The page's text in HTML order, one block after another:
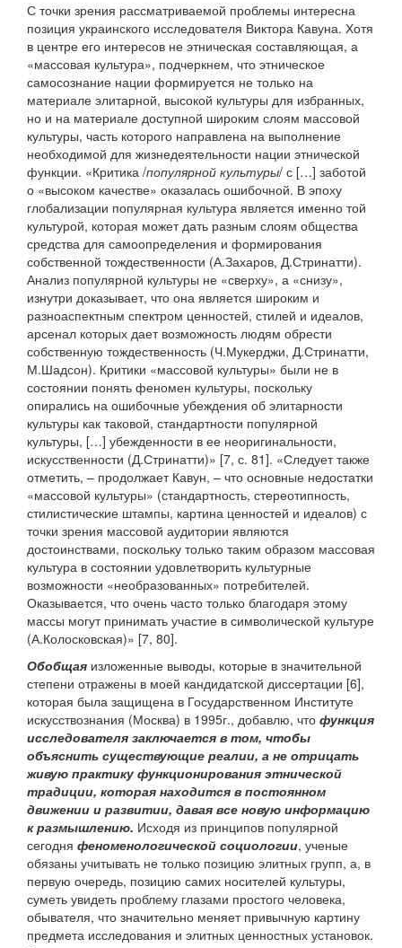
С точки зрения рассматриваемой проблемы интересна
позиция украинского исследователя Виктора Кавуна. Хотя
в центре его интересов не этническая составляющая, а
«массовая культура», подчеркнем, что этническое
самосознание нации формируется не только на
материале элитарной, высокой культуры для избранных,
но и на материале доступной широким слоям массовой
культуры, часть которого направлена на выполнение
необходимой для жизнедеятельности нации этнической
функции. «Критика /популярной культуры/ с […] заботой
о «высоком качестве» оказалась ошибочной. В эпоху
глобализации популярная культура является именно той
культурой, которая может дать разным слоям общества
средства для самоопределения и формирования
собственной тождественности (А.Захаров, Д.Стринатти).
Анализ популярной культуры не «сверху», а «снизу»,
изнутри доказывает, что она является широким и
разноаспектным спектром ценностей, стилей и идеалов,
арсенал которых дает возможность людям обрести
собственную тождественность (Ч.Мукерджи, Д.Стринатти,
М.Шадсон). Критики «массовой культуры» были не в
состоянии понять феномен культуры, поскольку
опирались на ошибочные убеждения об элитарности
культуры как таковой, стандартности популярной
культуры, […] убежденности в ее неоригинальности,
искусственности (Д.Стринатти)» [7, с. 81]. «Следует также
отметить, – продолжает Кавун, – что основные недостатки
«массовой культуры» (стандартность, стереотипность,
стилистические штампы, картина ценностей и идеалов) с
точки зрения массовой аудитории являются
достоинствами, поскольку только таким образом массовая
культура в состоянии удовлетворить культурные
возможности «необразованных» потребителей.
Оказывается, что очень часто только благодаря этому
массы могут принимать участие в символической культуре
(А.Колосковская)» [7, 80].
Обобщая изложенные выводы, которые в значительной
степени отражены в моей кандидатской диссертации [6],
которая была защищена в Государственном Институте
искусствознания (Москва) в 1995г., добавлю, что функция
исследователя заключается в том, чтобы
объяснить существующие реалии, а не отрицать
живую практику функционирования этнической
традиции, которая находится в постоянном
движении и развитии, давая все новую информацию
к размышлению. Исходя из принципов популярной
сегодня феноменологической социологии, ученые
обязаны учитывать не только позицию элитных групп, а, в
первую очередь, позицию самих носителей культуры,
суметь увидеть проблему глазами простого человека,
обывателя, что значительно меняет привычную картину
предмета исследования и элитных ценностных установок.